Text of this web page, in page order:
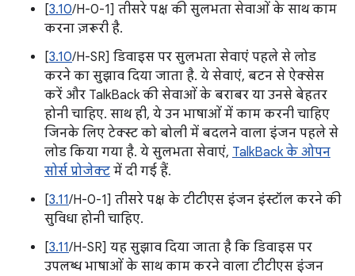
[3.10/H-0-1] तीसरे पक्ष की सुलभता सेवाओं के साथ काम
करना ज़रूरी है.
[3.10/H-SR] डिवाइस पर सुलभता सेवाएं पहले से लोड
करने का सुझाव दिया जाता है. ये सेवाएं, बटन से ऐक्सेस
करें और TalkBack की सेवाओं के बराबर या उनसे बेहतर
होनी चाहिए. साथ ही, ये उन भाषाओं में काम करनी चाहिए
जिनके लिए टेक्स्ट को बोली में बदलने वाला इंजन पहले से
लोड किया गया है. ये सुलभता सेवाएं, TalkBack के ओपन
सोर्स प्रोजेक्ट में दी गई हैं.
[3.11/H-0-1] तीसरे पक्ष के टीटीएस इंजन इंस्टॉल करने की
सुविधा होनी चाहिए.
[3.11/H-SR] यह सुझाव दिया जाता है कि डिवाइस पर
उपलब्ध भाषाओं के साथ काम करने वाला टीटीएस इंजन